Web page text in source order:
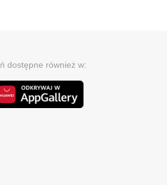
dostępne również w: